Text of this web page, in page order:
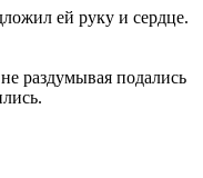
ей руку и сердце.
раздумывая подались